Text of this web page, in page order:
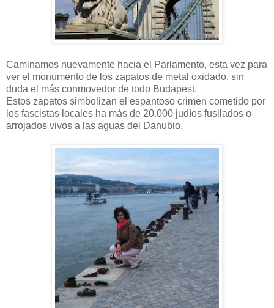
Caminamos nuevamente hacia el Parlamento, esta vez para
ver el monumento de los zapatos de metal oxidado, sin
duda el más conmovedor de todo Budapest.
Estos zapatos simbolizan el espantoso crimen cometido por
los fascistas locales ha más de 20.000 judíos fusilados o
arrojados vivos a las aguas del Danubio.